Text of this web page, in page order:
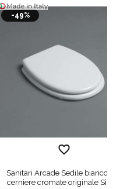
-49%
Sanitari Arcade Sedile bianco
cerniere cromate originale